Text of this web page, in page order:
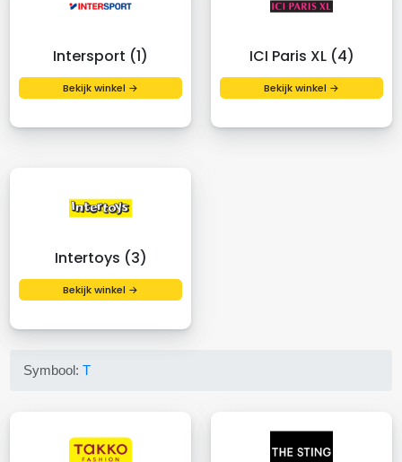
Intersport (1)
Bekijk winkel →
ICI Paris XL (4)
Bekijk winkel →
Intertoys (3)
Bekijk winkel →
Symbool:T